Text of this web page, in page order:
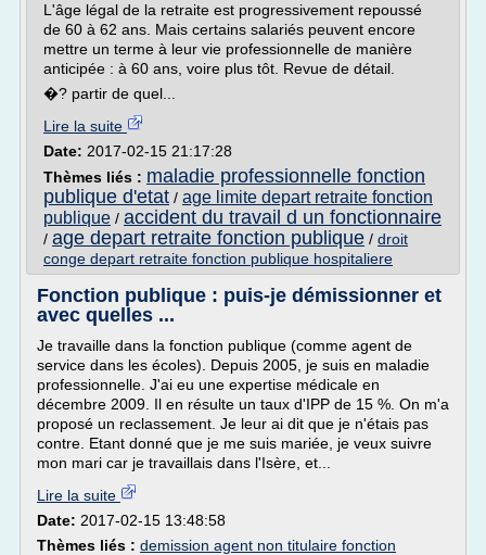
L'âge légal de la retraite est progressivement repoussé
de 60 à 62 ans. Mais certains salariés peuvent encore
mettre un terme à leur vie professionnelle de manière
anticipée : à 60 ans, voire plus tôt. Revue de détail.
�? partir de quel...
Lire la suite
Date: 2017-02-15 21:17:28
Thèmes liés : maladie professionnelle fonction
publique d'etat / age limite depart retraite fonction
publique / accident du travail d un fonctionnaire
/ age depart retraite fonction publique / droit
conge depart retraite fonction publique hospitaliere
Fonction publique : puis-je démissionner et
avec quelles ...
Je travaille dans la fonction publique (comme agent de
service dans les écoles). Depuis 2005, je suis en maladie
professionnelle. J'ai eu une expertise médicale en
décembre 2009. Il en résulte un taux d'IPP de 15 %. On m'a
proposé un reclassement. Je leur ai dit que je n'étais pas
contre. Etant donné que je me suis mariée, je veux suivre
mon mari car je travaillais dans l'Isère, et...
Lire la suite
Date: 2017-02-15 13:48:58
Thèmes liés : demission agent non titulaire fonction